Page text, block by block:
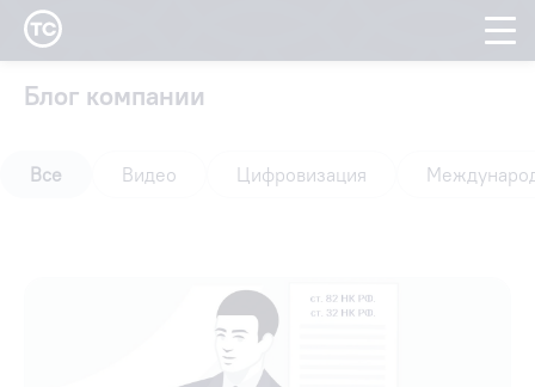
Блог Tax
Блог компании
Все Видео Цифровизация